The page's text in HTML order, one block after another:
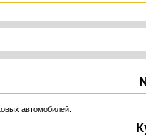
автомобилей.